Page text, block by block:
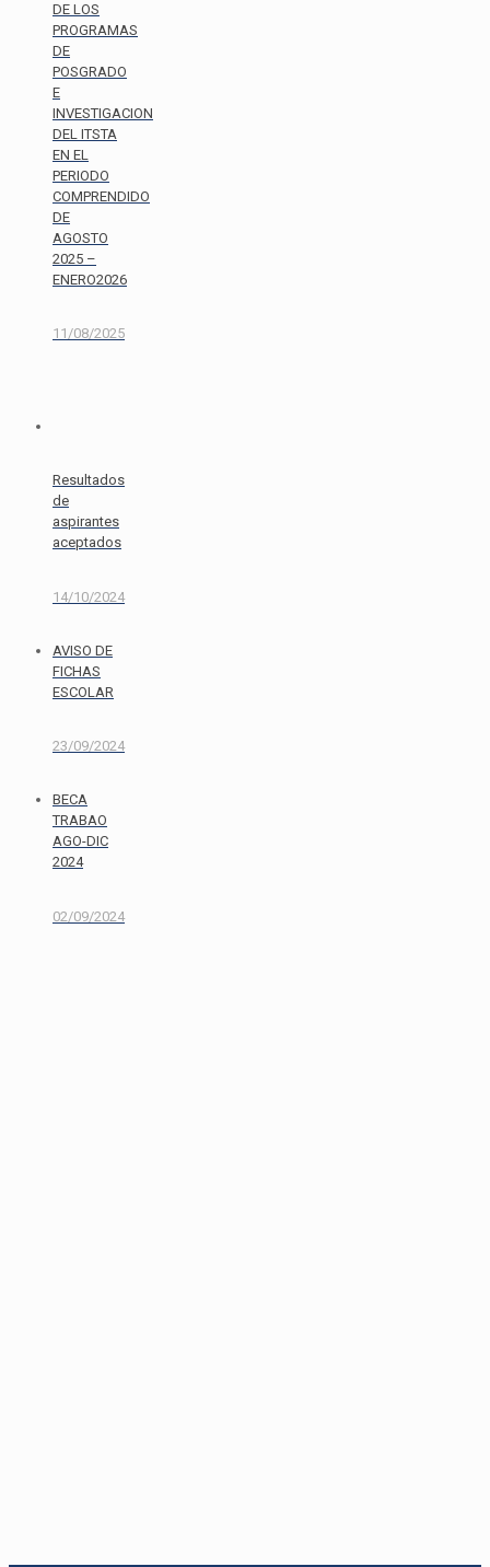
DE LOS
PROGRAMAS
DE
POSGRADO
E
INVESTIGACION
DEL ITSTA
EN EL
PERIODO
COMPRENDIDO
DE
AGOSTO
2025 –
ENERO2026
11/08/2025
Resultados
de
aspirantes
aceptados
14/10/2024
AVISO DE
FICHAS
ESCOLAR
23/09/2024
BECA
TRABAO
AGO-DIC
2024
02/09/2024